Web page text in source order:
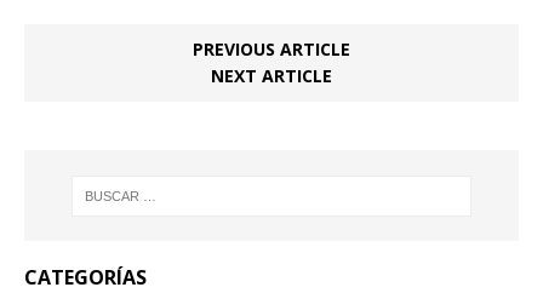
PREVIOUS ARTICLE
NEXT ARTICLE
CATEGORÍAS